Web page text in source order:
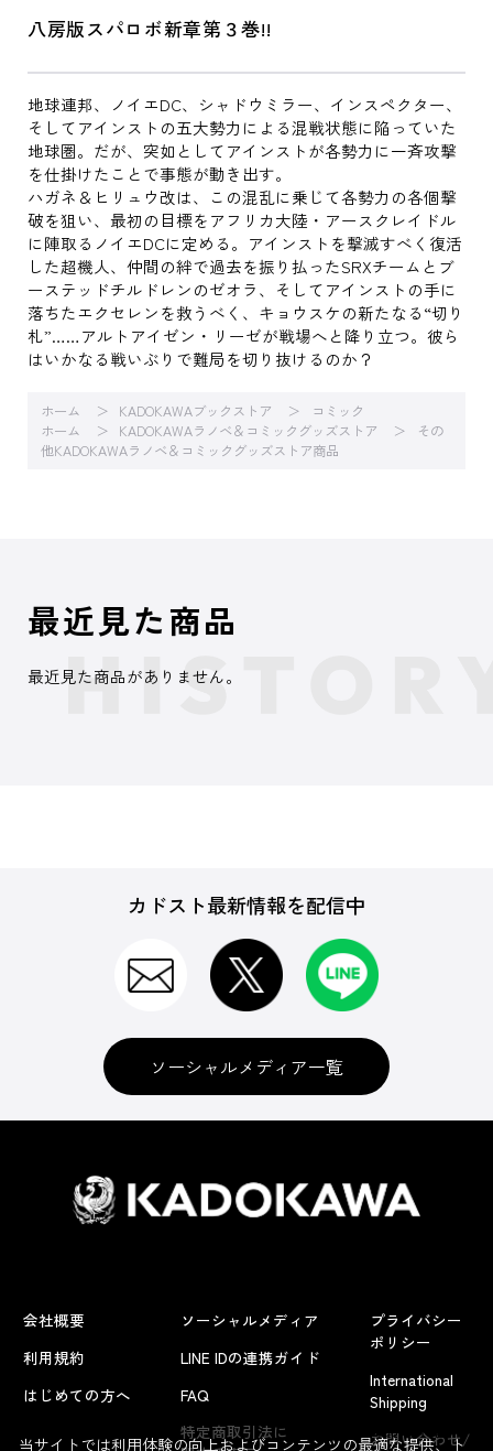
八房版スパロボ新章第３巻!!
地球連邦、ノイエDC、シャドウミラー、インスペクター、
そしてアインストの五大勢力による混戦状態に陥っていた
地球圏。だが、突如としてアインストが各勢力に一斉攻撃
を仕掛けたことで事態が動き出す。
ハガネ＆ヒリュウ改は、この混乱に乗じて各勢力の各個撃
破を狙い、最初の目標をアフリカ大陸・アースクレイドル
に陣取るノイエDCに定める。アインストを撃滅すべく復活
した超機人、仲間の絆で過去を振り払ったSRXチームとブ
ーステッドチルドレンのゼオラ、そしてアインストの手に
落ちたエクセレンを救うべく、キョウスケの新たなる“切り
札”……アルトアイゼン・リーゼが戦場へと降り立つ。彼ら
はいかなる戦いぶりで難局を切り抜けるのか？
ホーム KADOKAWAブックストア
コミック
ホーム
KADOKAWAラノベ＆コミックグッズストア
その
他KADOKAWAラノベ＆コミックグッズストア商品
よくあるお問い合わせ
最近見た商品
最近見た商品がありません。
カドスト最新情報を配信中
ソーシャルメディア一覧
会社概要
利用規約
はじめての方へ
ソーシャルメディア
LINE IDの連携ガイド
FAQ
特定商取引法に
プライバシー
ポリシー
International
Shipping
お問い合わせ/
当サイトでは利用体験の向上およびコンテンツの最適な提供、ト